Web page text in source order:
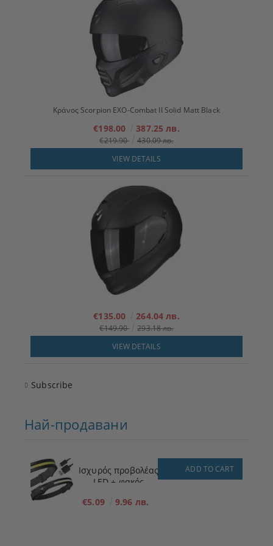
Κράνος Scorpion EXO-Combat II Solid Matt Black
€198.00 387.25 лв.
€219.90
430.09 лв.
VIEW DETAILS
€135.00 264.04 лв.
€149.90
293.18 лв.
VIEW DETAILS
Subscribe
Най-продавани
Ισχυρός προβολέας
LED + φακός
€5.09
9.96 лв.
ADD TO CART